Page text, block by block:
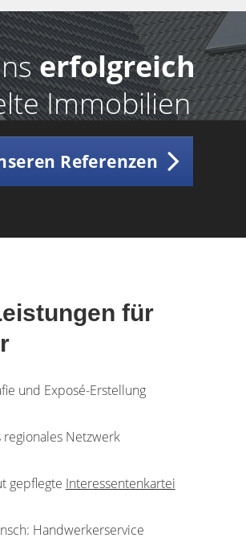
erfolgreich
Immobilien
Referenzen
für
und Exposé-Erstellung
regionales Netzwerk
gepflegte Interessentenkartei
Handwerkerservice